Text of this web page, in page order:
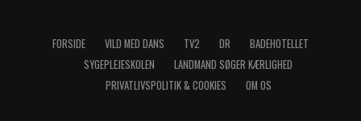
FORSIDE VILD MED DANS TV2 DR
BADEHOTELLET
SYGEPLEJESKOLEN
LANDMAND SØGER KÆRLIGHED
PRIVATLIVSPOLITIK & COOKIES
OM OS